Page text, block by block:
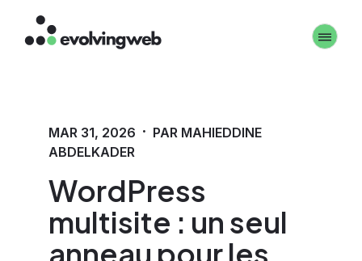
Aller
WordPress
multisite : un seul
anneau pour les
MAR 31, 2026 · PAR MAHIEDDINE
ABDELKADER